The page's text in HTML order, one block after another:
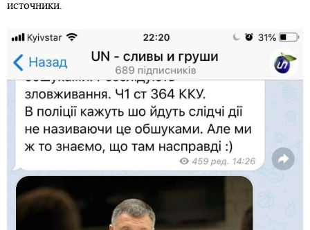
источники.